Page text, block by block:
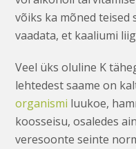
võiks ka mõned teised
vaadata, et kaaliumi
Veel üks oluline K
lehtedest saame on
organismi luukoe,
koosseisu, osaledes
veresoonte seinte